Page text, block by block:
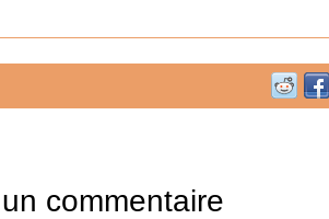
commentaire